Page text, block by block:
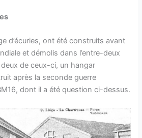
d’écuries, ont été construits avant
et démolis dans l’entre-deux
de ceux-ci, un hangar
après la seconde guerre
dont il a été question ci-dessus.